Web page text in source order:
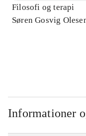
Filosofi og terapi
Søren Gosvig
Informationer